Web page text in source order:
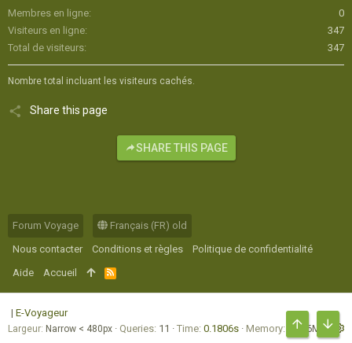
Membres en ligne
0
Visiteurs en ligne
347
Total de visiteurs
347
Nombre total incluant les visiteurs cachés.
Share this page
SHARE THIS PAGE
Forum Voyage
Français (FR) old
Nous contacter
Conditions et règles
Politique de confidentialité
Aide
Accueil
R
S
S
| E-Voyageur
Largeur Queries 11 Time 0.1806s Memory 17.76MB
HAUT BAS